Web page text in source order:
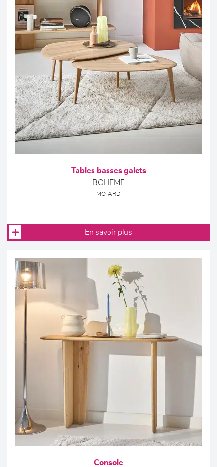
Tables basses galets
BOHEME
MOTARD
En savoir plus
Console